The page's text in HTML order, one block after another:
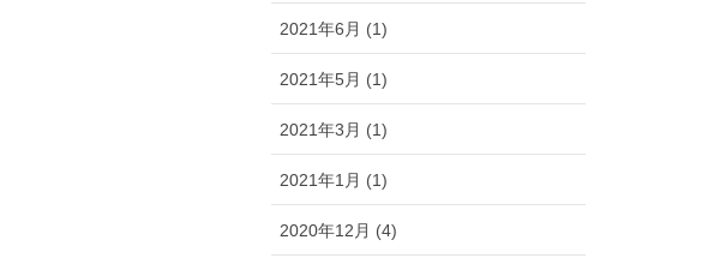
2021年6月 (1)
2021年5月 (1)
2021年3月 (1)
2021年1月 (1)
2020年12月 (4)